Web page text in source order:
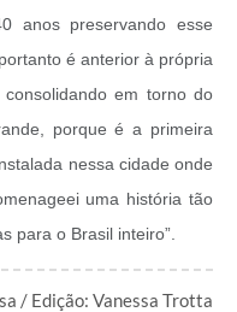
anos preservando esse
é anterior à própria
em torno do
porque é a primeira
nessa cidade onde
uma história tão
para o Brasil inteiro”.
/ Edição: Vanessa Trotta